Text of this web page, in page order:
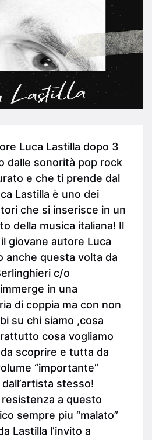
Luca Lastilla dopo 3
dalle sonorità pop rock
e che ti prende dal
Lastilla è uno dei
che si inserisce in un
della musica italiana! Il
giovane autore Luca
anche questa volta da
c/o
in una
di coppia ma con non
su chi siamo ,cosa
cosa vogliamo
scoprire e tutta da
“importante”
stesso!
a questo
sempre piu “malato”
Lastilla l’invito a